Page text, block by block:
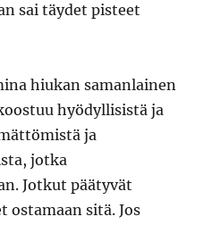
sai täydet pisteet
hiukan samanlainen
hyödyllisistä ja
ja
jotka
Jotkut päätyvät
ostamaan sitä. Jos